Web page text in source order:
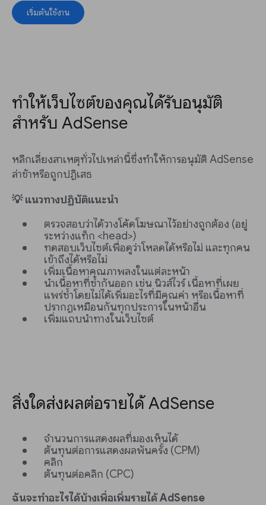
เริ่มต้นใช้งาน
ทำให้เว็บไซต์ของคุณได้รับอนุมัติ
สำหรับ AdSense
หลีกเลี่ยงสาเหตุทั่วไปเหล่านี้ซึ่งทำให้การอนุมัติ AdSense
ล่าช้าหรือถูกปฏิเสธ
💡 แนวทางปฏิบัติแนะนำ
ตรวจสอบว่าได้วางโค้ดโฆษณาไว้อย่างถูกต้อง (อยู่
ระหว่างแท็ก <head>)
ทดสอบเว็บไซต์เพื่อดูว่าโหลดได้หรือไม่ และทุกคน
เข้าถึงได้หรือไม่
เพิ่มเนื้อหาคุณภาพลงในแต่ละหน้า
นำเนื้อหาที่ซ้ำกันออก เช่น นิวส์ไวร์ เนื้อหาที่เผย
แพร่ซ้ำโดยไม่ได้เพิ่มอะไรที่มีคุณค่า หรือเนื้อหาที่
ปรากฏเหมือนกันทุกประการในหน้าอื่น
เพิ่มแถบนำทางในเว็บไซต์
สิ่งใดส่งผลต่อรายได้ AdSense
จำนวนการแสดงผลที่มองเห็นได้
ต้นทุนต่อการแสดงผลพันครั้ง (CPM)
คลิก
ต้นทุนต่อคลิก (CPC)
ฉันจะทำอะไรได้บ้างเพื่อเพิ่มรายได้ AdSense